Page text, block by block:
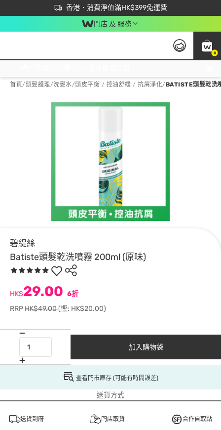
香港．消費淨值滿HK$399免運費
立即成為易賞錢會員盡享獨家優惠
首次APP下單買滿$450 輸入 NEWAPP 即減$50
門店 及 服務
0
首頁/頭髮護理/洗髮水/頭皮平衡 / 控油舒緩 / 抗屑淨化/BATISTE頭髮乾
碧緹絲
Batiste頭髮乾洗噴霧 200ml (原味)
HK$29.00 6折
RRPHK$49.00(慳: HK$20.00)
加入購物袋
查看門市庫存 (可能有時間誤差)
送貨方式
送貨到府 門店取貨 合作自取點